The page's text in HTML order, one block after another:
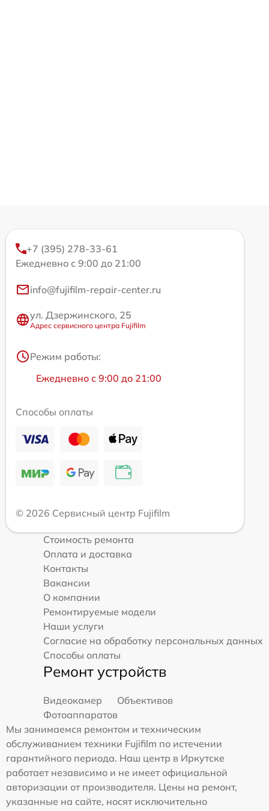
+7 (395) 278-33-61
Ежедневно с 9:00 до 21:00
info@fujifilm-repair-center.ru
ул. Дзержинского, 25
Адрес сервисного центра Fujifilm
Режим работы:
Ежедневно с 9:00 до 21:00
Способы оплаты
© 2026 Сервисный центр Fujifilm
Стоимость ремонта
Оплата и доставка
Контакты
Вакансии
О компании
Ремонтируемые модели
Наши услуги
Согласие на обработку персональных данных
Способы оплаты
Ремонт устройств
Видеокамер
Объективов
Фотоаппаратов
Мы занимаемся ремонтом и техническим
обслуживанием техники Fujifilm по истечении
гарантийного периода. Наш центр в Иркутске
работает независимо и не имеет официальной
авторизации от производителя. Цены на ремонт,
указанные на сайте, носят исключительно